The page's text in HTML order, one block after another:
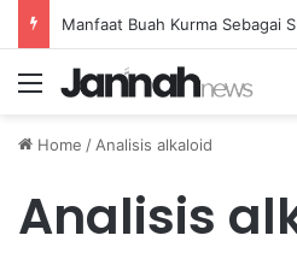
Menu
Home / Analisis alkaloid
Analisis